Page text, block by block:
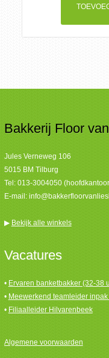
Bakkerij Floor
Jules Verneweg 106
5015 BM Tilburg
Tel: 013-3004050
E-mail:
▶ Bekijk alle winkels
Vacatures
• Ervaren banketbakker (32-38
• Meewerkend teamleider
• Filiaalleider Hilvarenbeek
Algemene voorwaarden